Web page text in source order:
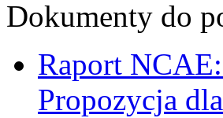
Dokumenty do
Raport
Propozycja